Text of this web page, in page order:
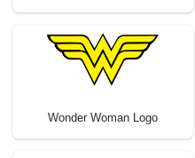
Wonder Woman Logo